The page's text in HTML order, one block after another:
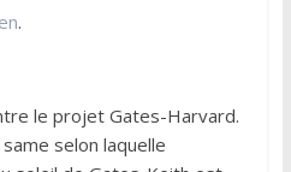
.
le projet Gates-Harvard.
selon laquelle